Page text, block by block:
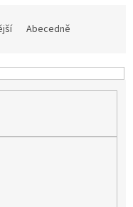
Abecedně